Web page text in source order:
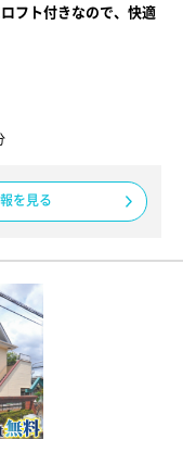
フト付きなので、快適
を見る